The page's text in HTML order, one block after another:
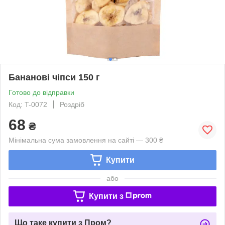
Бананові чіпси 150 г
Готово до відправки
Код: T-0072
Роздріб
68 ₴
Мінімальна сума замовлення на сайті — 300 ₴
Купити
або
Купити з
Що таке купити з Пром?